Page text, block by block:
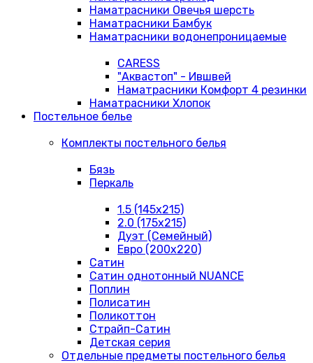
Наматрасники Овечья шерсть
Наматрасники Бамбук
Наматрасники водонепроницаемые
CARESS
"Аквастоп" - Ившвей
Наматрасники Комфорт 4 резинки
Наматрасники Хлопок
Постельное белье
Комплекты постельного белья
Бязь
Перкаль
1.5 (145х215)
2.0 (175х215)
Дуэт (Семейный)
Евро (200х220)
Сатин
Сатин однотонный NUANCE
Поплин
Полисатин
Поликоттон
Страйп-Сатин
Детская серия
Отдельные предметы постельного белья